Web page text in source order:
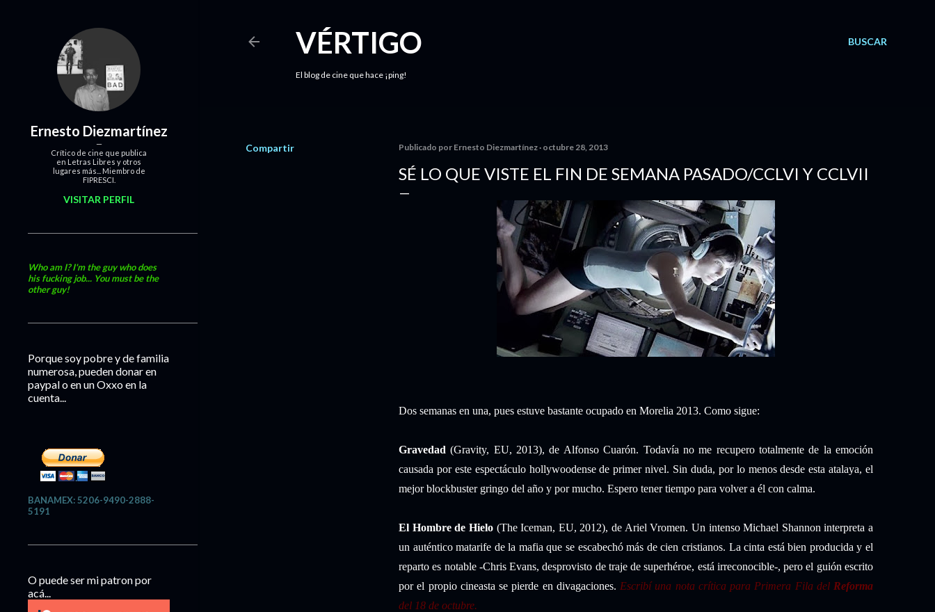
BUSCAR
VÉRTIGO
El blog de cine que hace ¡ping!
Compartir Publicado por Ernesto Diezmartínez octubre 28, 2013
SÉ LO QUE VISTE EL FIN DE SEMANA PASADO/CCLVI Y CCLVII
Dos semanas en una, pues estuve bastante ocupado en Morelia 2013. Como sigue:
Gravedad (Gravity, EU, 2013), de Alfonso Cuarón. Todavía no me recupero totalmente de la emoción
causada por este espectáculo hollywoodense de primer nivel. Sin duda, por lo menos desde esta atalaya, el
mejor blockbuster gringo del año y por mucho. Espero tener tiempo para volver a él con calma.
El Hombre de Hielo(The Iceman, EU, 2012), de Ariel Vromen. Un intenso Michael Shannon interpreta a
un auténtico matarife de la mafia que se escabechó más de cien cristianos. La cinta está bien producida y el
reparto es notable -Chris Evans, desprovisto de traje de superhéroe, está irreconocible-, pero el guión escrito
por el propio cineasta se pierde en divagaciones. Escribí una nota crítica para Primera Fila del Reforma
del 18 de octubre.
Ernesto Diezmartínez
Crítico de cine que publica
en Letras Libres y otros
lugares más... Miembro de
FIPRESCI.
VISITAR PERFIL
Who am I? I'm the guy who does
his fucking job... You must be the
other guy!
Porque soy pobre y de familia
numerosa, pueden donar en
paypal o en un Oxxo en la
cuenta...
BANAMEX: 5206-9490-2888-
5191
O puede ser mi patron por
acá...